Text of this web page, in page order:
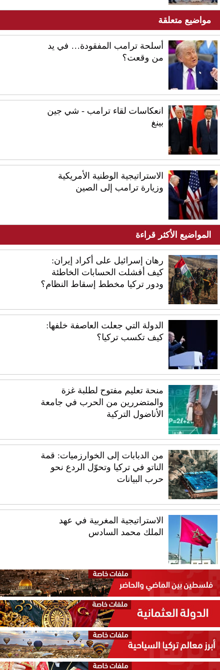
مواضيع متعلقة
أسلحة ترامب المفقودة… في يد
من وقعت؟
انعكاسات لقاء ترامب - شي جين
بينغ
الاستراتيجية الوطنية الأمريكية
وزيارة ترامب إلى الصين
المواضيع الأكثر قراءة
رهان إسرائيل على أكراد إيران:
كيف أفشلت الحسابات الخاطئة
ودور تركيا مخطط إسقاط النظام؟
الدولة التي جعلت العاصفة خلفها:
كيف تكسب تركيا؟
منحة تعليم مفتوح لطلبة غزة
والمتضررين من الحرب في جامعة
الأناضول التركية
من الدبابات إلى الخوارزميات: قمة
الناتو في تركيا وتحوّل الردع نحو
حرب البيانات
الاستراتيجية المغربية في عهد
الملك محمد السادس